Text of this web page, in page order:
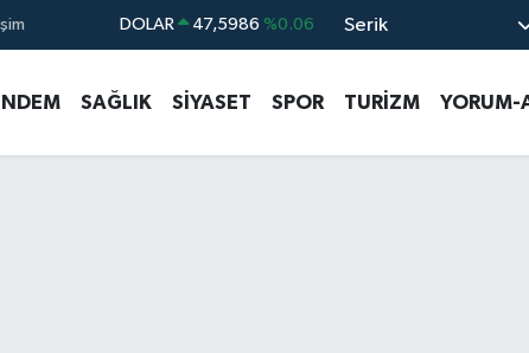
DOLAR 47,5986 %0.06
STERLİN 64,2438 %0.21
GRAM ALTIN 6518.23 %0.39
Serik
SAĞLIK SİYASET SPOR TURİZM YORUM-